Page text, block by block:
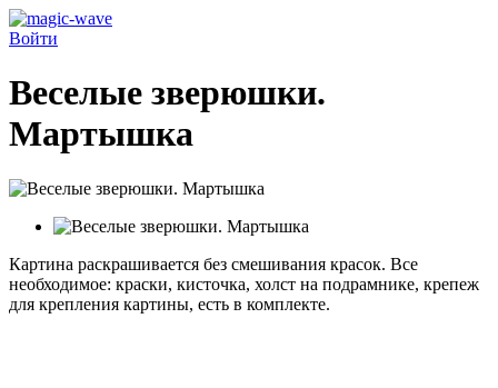
Войти
Веселые зверюшки.
Мартышка
Картина раскрашивается без смешивания красок. Все
необходимое: краски, кисточка, холст на подрамнике, крепеж
для крепления картины, есть в комплекте.